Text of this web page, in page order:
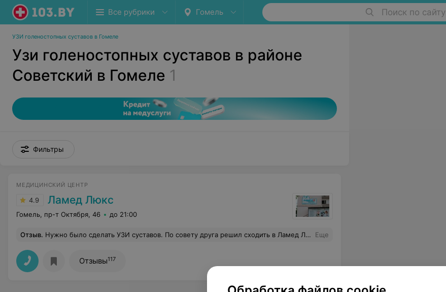
Все рубрики Гомель Поиск по сайту
УЗИ голеностопных суставов в Гомеле
Узи голеностопных суставов в районе
Советский в Гомеле 1
Фильтры
МЕДИЦИНСКИЙ ЦЕНТР
4.9 Ламед Люкс
Гомель, пр-т Октября, 46 до 21:00
Отзыв. Нужно было сделать УЗИ суставов. По совету друга решил сходить в Ламед Люкс. На сайте записался, из медцентра перезвонил администратор и договорились на время, которое мне удобно. В назначенное время приехал в Ламед и без очередей и ожиданий прошёл в кабинет УЗИ. Врач Елена - профессионал. Дала рекомендации по лечению и поддержке здоровья суставов. Настоятельно рекомендую! Еще
Отзывы117